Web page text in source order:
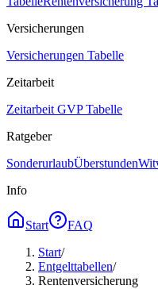
Versicherungen
Versicherungen Tabelle
Zeitarbeit
Zeitarbeit GVP Tabelle
Ratgeber
SonderurlaubÜberstunden
Info
Start
FAQ
Start/
Entgelttabellen/
Rentenversicherung